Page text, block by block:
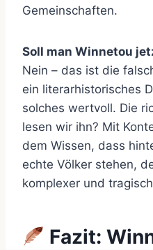
Gemeinschaften.
Soll man Winnetou
Nein – das ist die
ein literarhistorisches
solches wertvoll. Die
lesen wir ihn? Mit
dem Wissen, dass
echte Völker stehen,
komplexer und
Fazit: